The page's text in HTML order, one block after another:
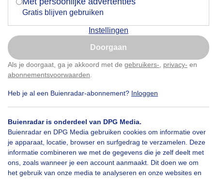
Gratis blijven gebruiken
Instellingen
Doorgaan
Als je doorgaat, ga je akkoord met de gebruikers- privacy- en
abonnementsvoorwaarden
Heb je al een Buienradar-abonnement? Inloggen
Buienradar is onderdeel van DPG Media.
Buienradar en DPG Media gebruiken cookies om informatie over
je apparaat, locatie, browser en surfgedrag te verzamelen. Deze
informatie combineren we met de gegevens die je zelf deelt met
ons, zoals wanneer je een account aanmaakt. Dit doen we om
het gebruik van onze media te analyseren en onze websites en
heiig ,matige wind ,soms donkere lucht ,
Vliegtuigenspotters
Door: Nellie Bartels Gemaakt: 16-05-2024, 51x bekeken
Bekijk slideshow
Nu niet, misschien later
Klik hierom dit aan te passen